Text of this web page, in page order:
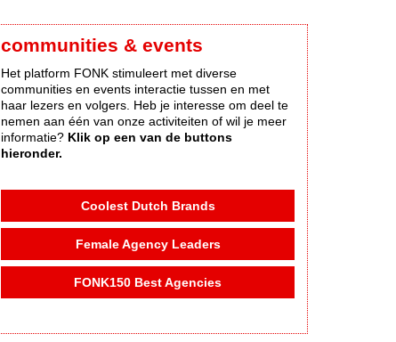
communities & events
Het platform FONK stimuleert met diverse
communities en events interactie tussen en met
haar lezers en volgers. Heb je interesse om deel te
nemen aan één van onze activiteiten of wil je meer
informatie? Klik op een van de buttons
hieronder.
Coolest Dutch Brands
Female Agency Leaders
FONK150 Best Agencies